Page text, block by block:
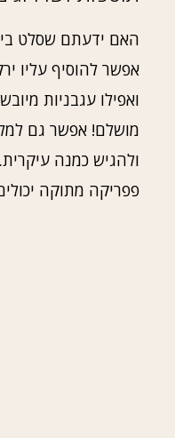
האם ידעתם שסלט
אפשר להוסיף עליו
ואפילו עגבניות
מושלם! אפשר גם
ולהגיש כמנה
פפריקה מתוקה